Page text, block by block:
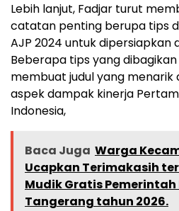
Lebih lanjut, Fadjar turut
catatan penting berupa tips
AJP 2024 untuk dipersiapkan
Beberapa tips yang
membuat judul yang
aspek dampak kinerja
Indonesia,
Baca Juga Warga
Ucapkan Terimakasih
Mudik Gratis
Tangerang tahun 2026.